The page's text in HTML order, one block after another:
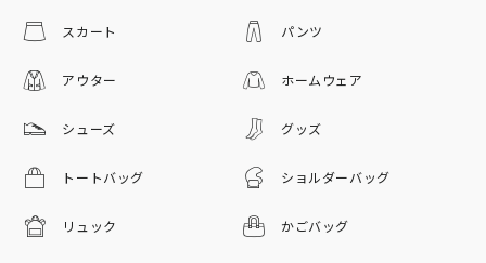
スカート パンツ
アウター ホームウェア
シューズ グッズ
トートバッグ ショルダーバッグ
リュック かごバッグ